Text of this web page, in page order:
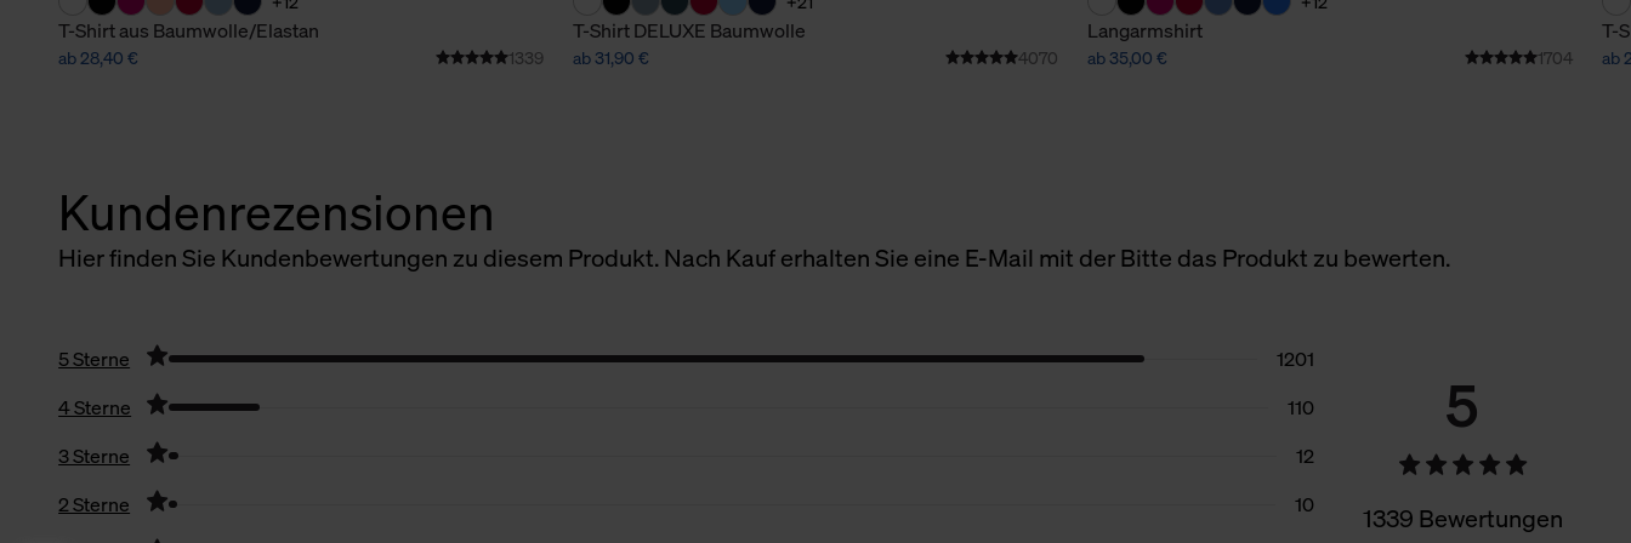
T-Shirt aus Baumwolle/Elastan
ab 28,40 € 1339
T-Shirt DELUXE Baumwolle
ab 31,90 € 4070
Langarmshirt
ab 35,00 € 1704
T-
ab
Kundenrezensionen
Hier finden Sie Kundenbewertungen zu diesem Produkt. Nach Kauf erhalten Sie eine E-Mail mit der Bitte das Produkt zu bewerten.
5
1339 Bewertungen
5 Sterne
1201
4 Sterne
110
3 Sterne
12
2 Sterne
10